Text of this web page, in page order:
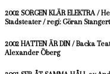
2002 SORGEN KLÄR ELEKTRA /
Stadsteater / regi: Göran
2002 HATTEN ÄR DIN / Backa
Alexander Öberg